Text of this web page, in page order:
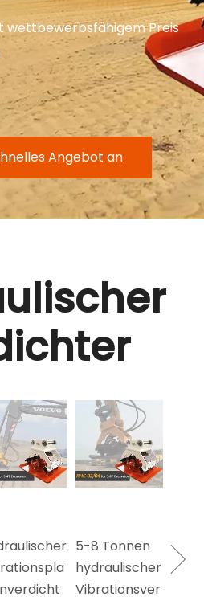
wettbewerbsfähigem Preis
Angebot an
5-8 Tonnen
hydraulischer
Vibrationsver